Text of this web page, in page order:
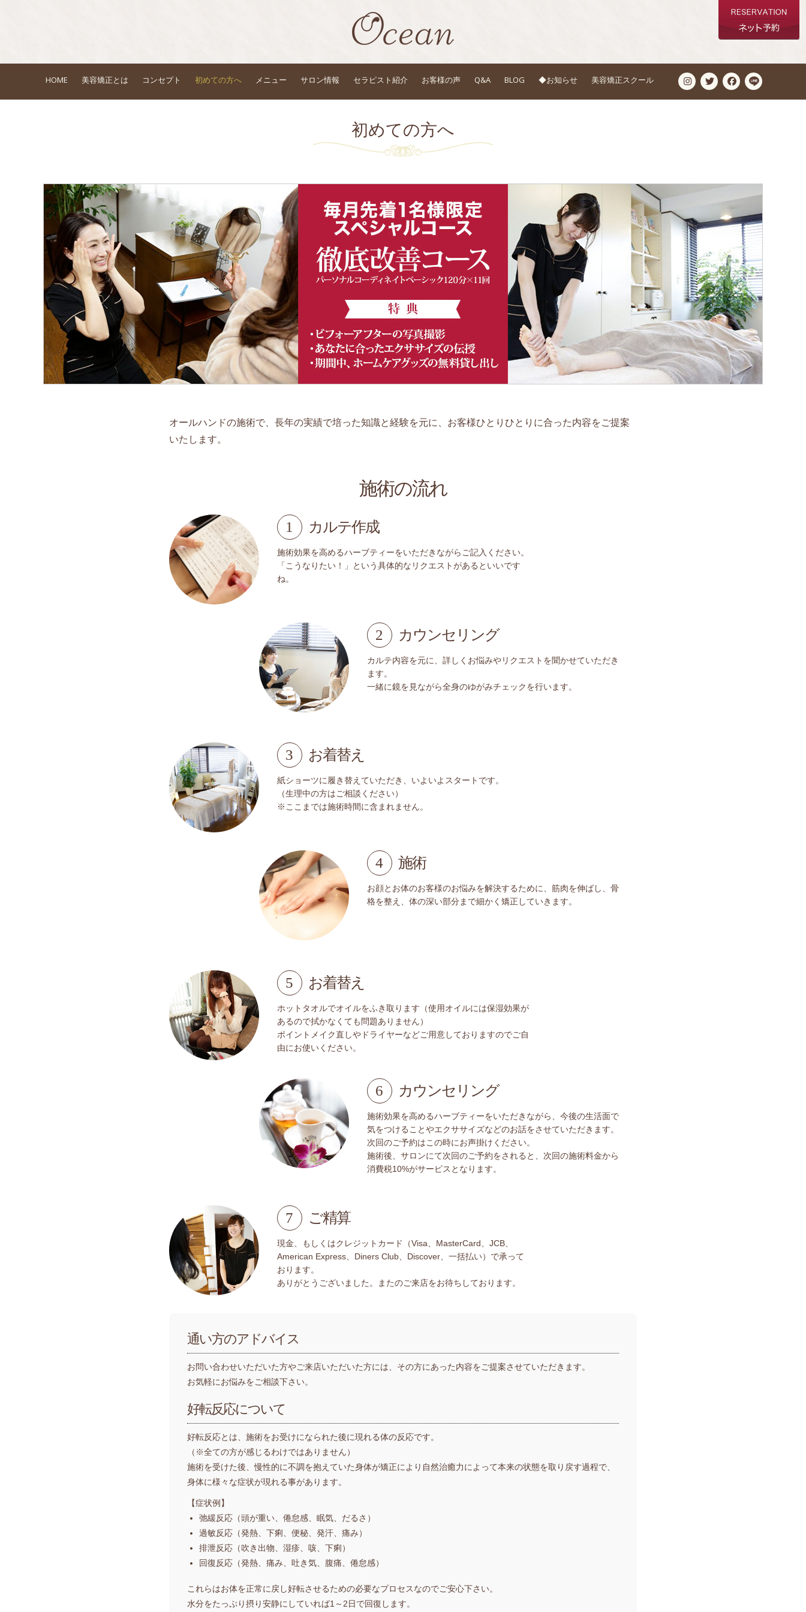
HOME 美容矯正とは コンセプト 初めての方へ メニュー サロン情報 セラピスト紹介 お客様の声 Q&A BLOG ◆お知らせ 美容矯正スクール
初めての方へ
オールハンドの施術で、長年の実績で培った知識と経験を元に、お客様ひとりひとりに合った内容をご提案
いたします。
施術の流れ
1 カルテ作成
施術効果を高めるハーブティーをいただきながらご記入ください。
「こうなりたい！」という具体的なリクエストがあるといいです
ね。
2 カウンセリング
カルテ内容を元に、詳しくお悩みやリクエストを聞かせていただき
ます。
一緒に鏡を見ながら全身のゆがみチェックを行います。
3 お着替え
紙ショーツに履き替えていただき、いよいよスタートです。
（生理中の方はご相談ください）
※ここまでは施術時間に含まれません。
4 施術
お顔とお体のお客様のお悩みを解決するために、筋肉を伸ばし、骨
格を整え、体の深い部分まで細かく矯正していきます。
5 お着替え
ホットタオルでオイルをふき取ります（使用オイルには保湿効果が
あるので拭かなくても問題ありません）
ポイントメイク直しやドライヤーなどご用意しておりますのでご自
由にお使いください。
6 カウンセリング
施術効果を高めるハーブティーをいただきながら、今後の生活面で
気をつけることやエクササイズなどのお話をさせていただきます。
次回のご予約はこの時にお声掛けください。
施術後、サロンにて次回のご予約をされると、次回の施術料金から
消費税10%がサービスとなります。
7 ご精算
現金、もしくはクレジットカード（Visa、MasterCard、JCB、
American Express、Diners Club、Discover、一括払い）で承って
おります。
ありがとうございました。またのご来店をお待ちしております。
通い方のアドバイス
お問い合わせいただいた方やご来店いただいた方には、その方にあった内容をご提案させていただきます。
お気軽にお悩みをご相談下さい。
好転反応について
好転反応とは、施術をお受けになられた後に現れる体の反応です。
（※全ての方が感じるわけではありません）
施術を受けた後、慢性的に不調を抱えていた身体が矯正により自然治癒力によって本来の状態を取り戻す過程で、
身体に様々な症状が現れる事があります。
【症状例】
弛緩反応（頭が重い、倦怠感、眠気、だるさ）
過敏反応（発熱、下痢、便秘、発汗、痛み）
排泄反応（吹き出物、湿疹、咳、下痢）
回復反応（発熱、痛み、吐き気、腹痛、倦怠感）
これらはお体を正常に戻し好転させるための必要なプロセスなのでご安心下さい。
水分をたっぷり摂り安静にしていれば1～2日で回復します。